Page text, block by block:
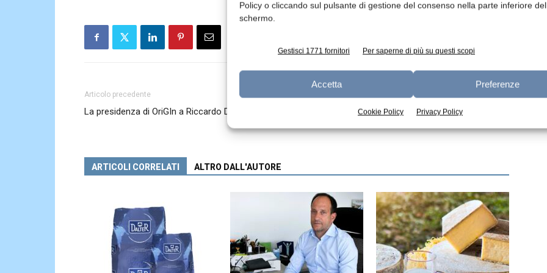
Policy o cliccando sul pulsante di gestione del consenso nella parte inferiore
schermo.
Gestisci 1771 fornitori Per saperne di più su questi scopi
Accetta Preferenze
Cookie Policy Privacy Policy
Articolo precedente
La presidenza di OriGIn a Riccardo Deserti
Svizzera: approvate le misure di solidarietà
ARTICOLI CORRELATI ALTRO DALL'AUTORE